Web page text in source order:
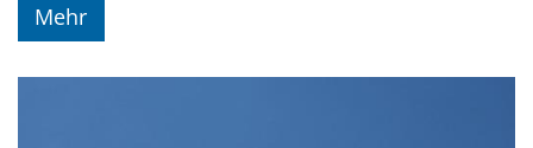
Mehr